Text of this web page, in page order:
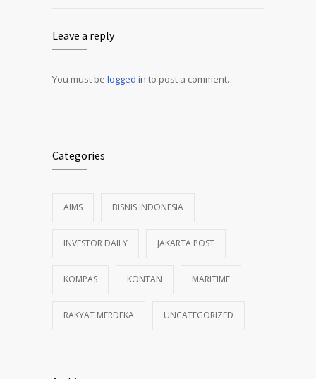
Leave a reply
You must be logged in to post a comment.
Categories
AIMS BISNIS INDONESIA
INVESTOR DAILY JAKARTA POST
KOMPAS KONTAN MARITIME
RAKYAT MERDEKA UNCATEGORIZED